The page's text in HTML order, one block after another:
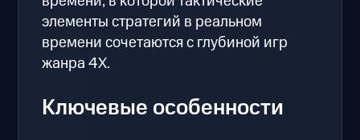
элементы стратегий в реальном
времени сочетаются с глубиной игр
жанра 4X.
Ключевые особенности